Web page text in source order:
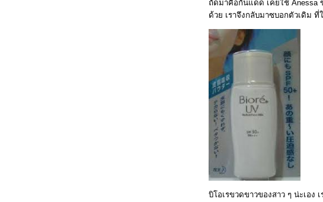
ถัดมาคือกันแดด เคยใช้ Anessa
ด้วย เราจึงกลับมาซบอกตัวเดิม ที่
บิโอเรขวดขาวของสาว ๆ น่ะเอ